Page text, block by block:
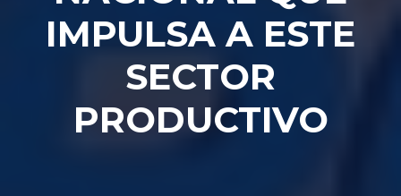
IMPULSA A ESTE
SECTOR
PRODUCTIVO